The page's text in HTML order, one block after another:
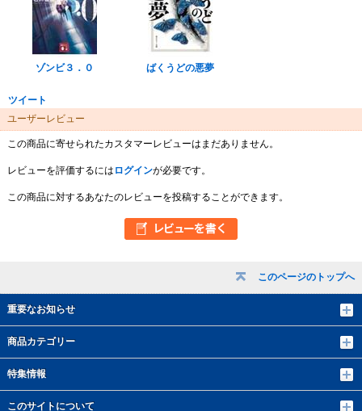
このページのトップへ
重要なお知らせ
商品カテゴリー
特集情報
このサイトについて
ゾンビ３．０ ばくうどの悪夢
ツイート
ユーザーレビュー
この商品に寄せられたカスタマーレビューはまだありません。
レビューを評価するには ログインが必要です。
この商品に対するあなたのレビューを投稿することができます。